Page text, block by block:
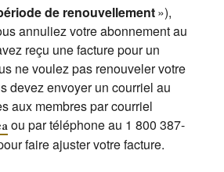
de renouvellement»),
annuliez votre abonnement au
reçu une facture pour un
ne voulez pas renouveler votre
devez envoyer un courriel au
aux membres par courriel
ou par téléphone au 1 800 387-
faire ajuster votre facture.